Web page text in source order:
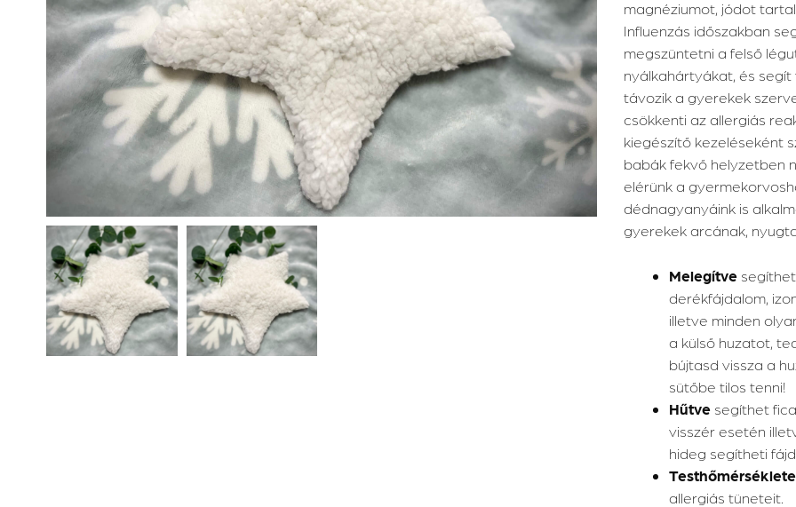
magnéziumot, jódot
Influenzás időszakban
megszüntetni a felső
nyálkahártyákat, és
távozik a gyerekek
csökkenti az allergiás
kiegészítő kezeléseként
babák fekvő helyzetben
elérünk a
dédnagyanyáink is
gyerekek arcának,
Melegítve
derékfájdalom,
illetve minden
a külső huzatot,
bújtasd vissza a
sütőbe tilos tenni!
Hűtve segíthet
visszér esetén
hideg segítheti
allergiás tüneteit.